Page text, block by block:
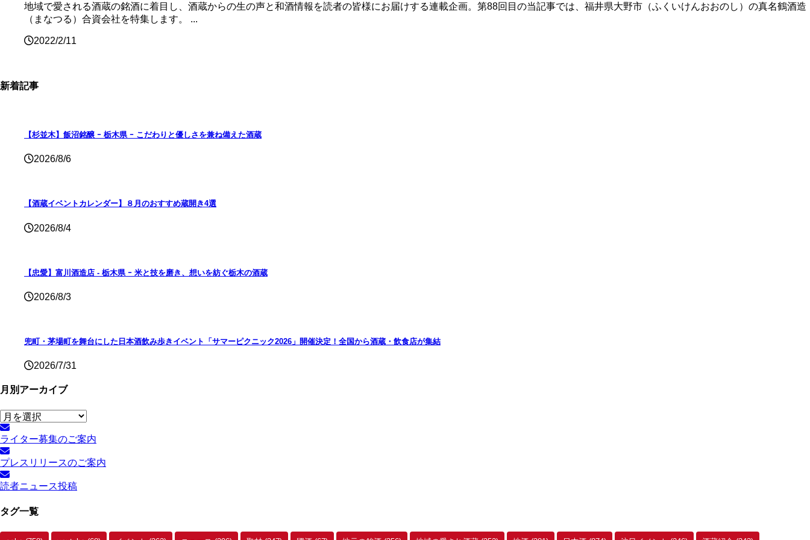
地域で愛される酒蔵の銘酒に着目し、酒蔵からの生の声と和酒情報を読者の皆様にお届けする連載企画。第88回目の当記事では、福井県大野市（ふくいけんおおのし）の真名鶴酒造
（まなつる）合資会社を特集します。 ...
2022/2/11
新着記事
【杉並木】飯沼銘醸 ｰ 栃木県 ｰ こだわりと優しさを兼ね備えた酒蔵
2026/8/6
【酒蔵イベントカレンダー】８月のおすすめ蔵開き4選
2026/8/4
【忠愛】富川酒造店 ‐ 栃木県 ｰ 米と技を磨き、想いを紡ぐ栃木の酒蔵
2026/8/3
兜町・茅場町を舞台にした日本酒飲み歩きイベント「サマーピクニック2026」開催決定！全国から酒蔵・飲食店が集結
2026/7/31
月別アーカイブ
月
別
ア
ー
カ
イ
ブ
ライター募集のご案内
プレスリリースのご案内
読者ニュース投稿
タグ一覧